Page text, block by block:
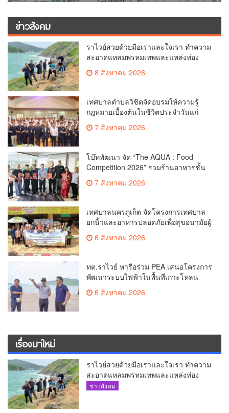
ข่าวสังคม
ราไวย์สวยด้วยมือเราและใจเรา ทำความ
สะอาดแหลมพรหมเทพและแหล่งท่อง
เที่ยว8 สิงหาคม 2026
เทศบาลตำบลวิชิตจัดอบรมให้ความรู้
กฎหมายเบื้องต้นในชีวิตประจำวันแก่
เยาวชน
7 สิงหาคม 2026
โบ๊ทพัฒนา จัด “The AQUA : Food
Competition 2026” รวมร้านอาหารชั้น
ศักยภาพ Food Destination ย่านเชิงทะเล
7 สิงหาคม 2026
เทศบาลนครภูเก็ต จัดโครงการเทศบาล
ยกนิ้วและอาหารปลอดภัยเพื่อสุขอนามัยผู้
6 สิงหาคม 2026
ทต.ราไวย์ หารือร่วม PEA เสนอโครงการ
พัฒนาระบบไฟฟ้าในพื้นที่เกาะโหลน
6 สิงหาคม 2026
เรื่องมาใหม่
ราไวย์สวยด้วยมือเราและใจเรา ทำความ
สะอาดแหลมพรหมเทพและแหล่งท่อง
เที่ยว
ข่าวสังคม